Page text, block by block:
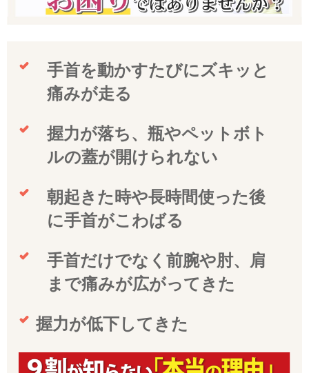
手首を動かすたびにズキッと
痛みが走る
握力が落ち、瓶やペットボト
ルの蓋が開けられない
朝起きた時や長時間使った後
に手首がこわばる
手首だけでなく前腕や肘、肩
まで痛みが広がってきた
握力が低下してきた